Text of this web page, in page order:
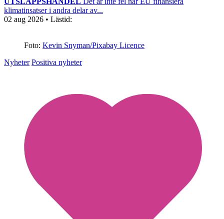
klimatinsatser i andra delar av...
02 aug 2026 • Lästid:
Foto: Kevin Snyman/Pixabay Licence
Nyheter Positiva nyheter